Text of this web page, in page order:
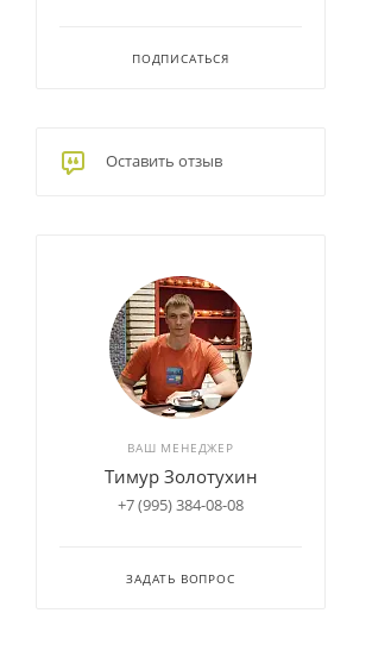
ПОДПИСАТЬСЯ
Оставить отзыв
ВАШ МЕНЕДЖЕР
Тимур Золотухин
+7 (995) 384-08-08
ЗАДАТЬ ВОПРОС